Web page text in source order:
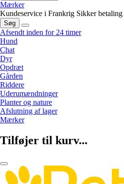
Mærker
Kundeservice i Frankrig Sikker betaling
Søg
Afsendt inden for 24 timer
Hund
Chat
Dyr
Opdræt
Gården
Riddere
Uderumændninger
Planter og nature
Afslutning af lager
Mærker
Tilføjer til kurv...